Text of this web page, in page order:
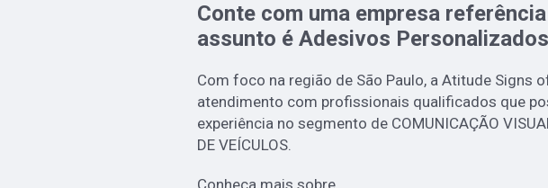
Conte com uma empresa
assunto é Adesivos Personalizados
Com foco na região de São Paulo, a Atitude Signs
atendimento com profissionais qualificados que
experiência no segmento de COMUNICAÇÃO
DE VEÍCULOS.